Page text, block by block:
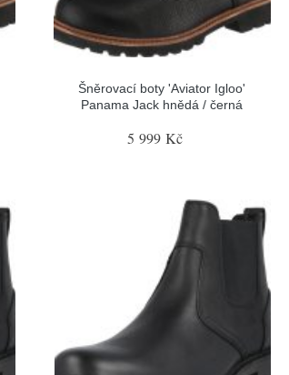
Šněrovací boty 'Aviator Igloo'
Panama Jack hnědá / černá
5 999 Kč